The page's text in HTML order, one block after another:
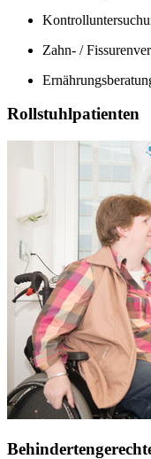
Zahn- /
Rollstuhlpatienten